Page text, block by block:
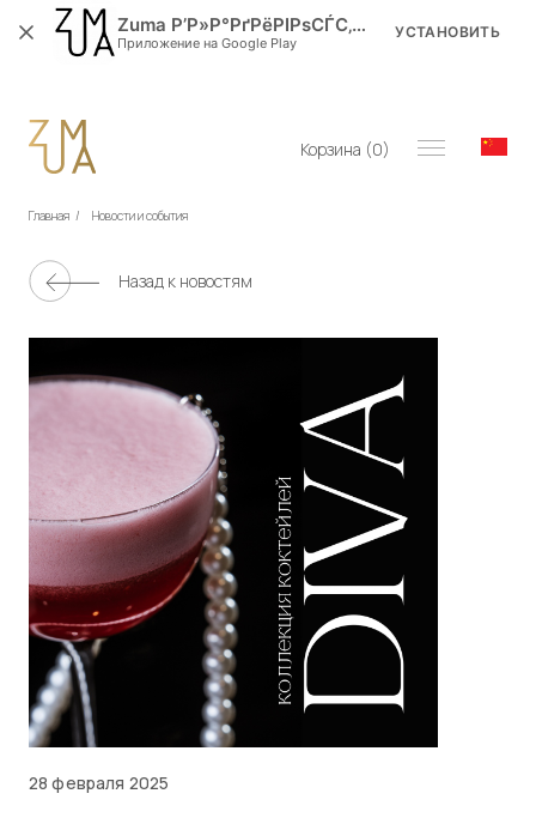
Корзина (0)
Главная / Новости и события
Назад к новостям
28 февраля 2025
Zuma Р’Р»Р°РґРёРІРѕСЃС‚РѕРє
Приложение на Google Play
УСТАНОВИТЬ